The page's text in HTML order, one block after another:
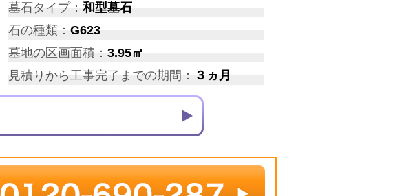
墓石タイプ：和型墓石
石の種類： G623
墓地の区画面積： 3.95㎡
見積りから工事完了までの期間： ３ヵ月